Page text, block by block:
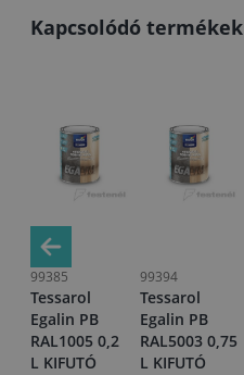
Kapcsolódó termékek
99385
Tessarol
Egalin PB
RAL1005 0,2
L KIFUTÓ
99394
Tessarol
Egalin PB
RAL5003 0,75
L KIFUTÓ